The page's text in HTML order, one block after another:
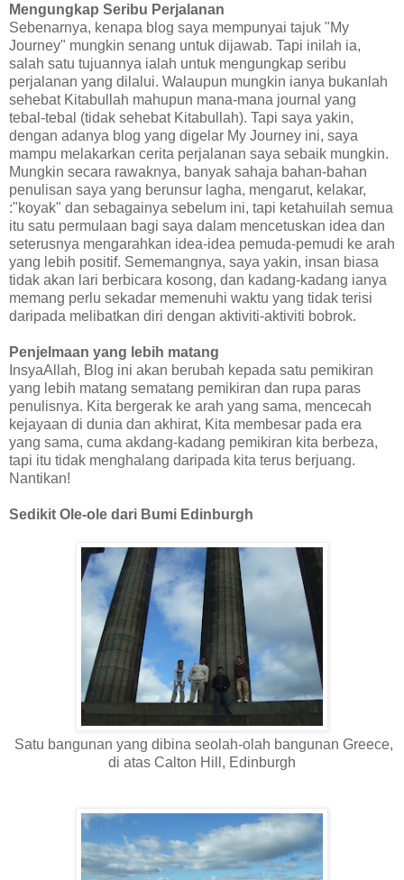
Mengungkap Seribu Perjalanan
Sebenarnya, kenapa blog saya mempunyai tajuk "My
Journey" mungkin senang untuk dijawab. Tapi inilah ia,
salah satu tujuannya ialah untuk mengungkap seribu
perjalanan yang dilalui. Walaupun mungkin ianya bukanlah
sehebat Kitabullah mahupun mana-mana journal yang
tebal-tebal (tidak sehebat Kitabullah). Tapi saya yakin,
dengan adanya blog yang digelar My Journey ini, saya
mampu melakarkan cerita perjalanan saya sebaik mungkin.
Mungkin secara rawaknya, banyak sahaja bahan-bahan
penulisan saya yang berunsur lagha, mengarut, kelakar,
:"koyak" dan sebagainya sebelum ini, tapi ketahuilah semua
itu satu permulaan bagi saya dalam mencetuskan idea dan
seterusnya mengarahkan idea-idea pemuda-pemudi ke arah
yang lebih positif. Sememangnya, saya yakin, insan biasa
tidak akan lari berbicara kosong, dan kadang-kadang ianya
memang perlu sekadar memenuhi waktu yang tidak terisi
daripada melibatkan diri dengan aktiviti-aktiviti bobrok.
Penjelmaan yang lebih matang
InsyaAllah, Blog ini akan berubah kepada satu pemikiran
yang lebih matang sematang pemikiran dan rupa paras
penulisnya. Kita bergerak ke arah yang sama, mencecah
kejayaan di dunia dan akhirat, Kita membesar pada era
yang sama, cuma akdang-kadang pemikiran kita berbeza,
tapi itu tidak menghalang daripada kita terus berjuang.
Nantikan!
Sedikit Ole-ole dari Bumi Edinburgh
Satu bangunan yang dibina seolah-olah bangunan Greece,
di atas Calton Hill, Edinburgh